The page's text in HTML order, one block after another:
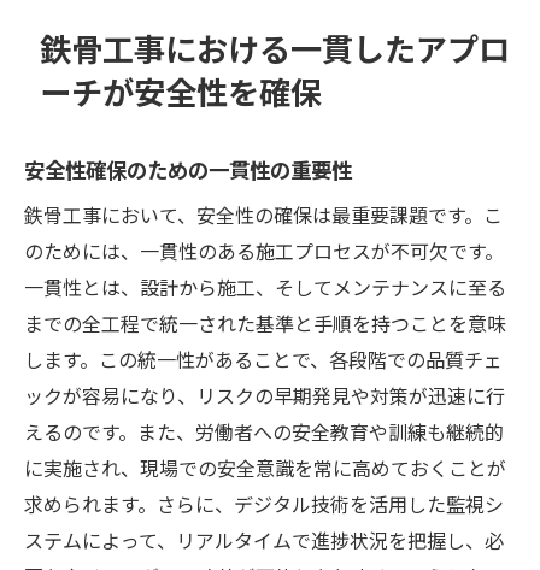
鉄骨工事における一貫したアプロ
ーチが安全性を確保
安全性確保のための一貫性の重要性
鉄骨工事において、安全性の確保は最重要課題です。こ
のためには、一貫性のある施工プロセスが不可欠です。
一貫性とは、設計から施工、そしてメンテナンスに至る
までの全工程で統一された基準と手順を持つことを意味
します。この統一性があることで、各段階での品質チェ
ックが容易になり、リスクの早期発見や対策が迅速に行
えるのです。また、労働者への安全教育や訓練も継続的
に実施され、現場での安全意識を常に高めておくことが
求められます。さらに、デジタル技術を活用した監視シ
ステムによって、リアルタイムで進捗状況を把握し、必